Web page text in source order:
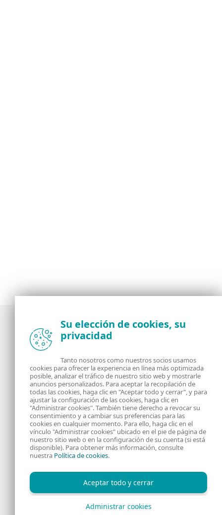
Noticias, opiniones y análisis de la comunidad de
seguridad de ESET
Acerca de RSS Feed
Contáctanos Dirección
Información Legal Política de Cookies
Política de privacidad
Su elección de cookies, su
privacidad
Tanto nosotros como nuestros socios usamos
cookies para ofrecer la experiencia en línea más optimizada
posible, analizar el tráfico de nuestro sitio web y mostrarle
anuncios personalizados. Para aceptar la recopilación de
todas las cookies, haga clic en "Aceptar todo y cerrar", y para
ajustar la configuración de las cookies, haga clic en
"Administrar cookies". También tiene derecho a revocar su
consentimiento y a cambiar sus preferencias para las
cookies en cualquier momento. Para ello, haga clic en el
vínculo "Administrar cookies" ubicado en el pie de página de
nuestro sitio web o en la configuración de su cuenta (si está
disponible). Para obtener más información, consulte
nuestra Política de cookies.
Aceptar todo y cerrar
Administrar cookies